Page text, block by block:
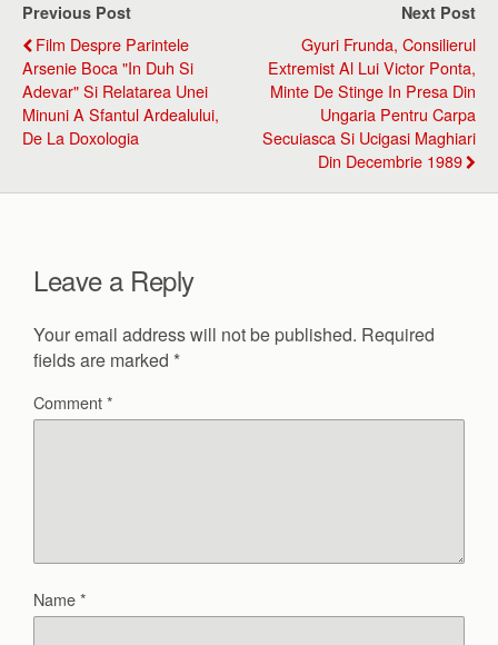
Previous Post
Film Despre Parintele
Arsenie Boca "in Duh Si
Adevar" Si Relatarea Unei
Minuni A Sfantul Ardealului,
De La Doxologia
Next Post
Gyuri Frunda, Consilierul
Extremist Al Lui Victor Ponta,
Minte De Stinge In Presa Din
Ungaria Pentru Carpa
Secuiasca Si Ucigasi Maghiari
Din Decembrie 1989
Leave a Reply
Your email address will not be published. Required
fields are marked *
Comment*
Name*